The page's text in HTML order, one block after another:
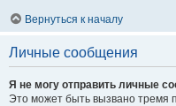
Вернуться к началу
Личные сообщения
Я не могу отправить личные
Это может быть вызвано тремя